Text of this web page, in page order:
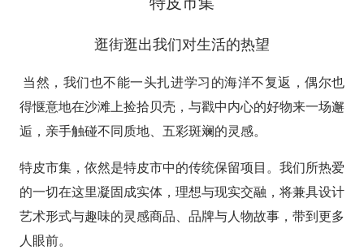
逛街逛出我们对生活的热望
当然，我们也不能一头扎进学习的海洋不复返，偶尔也
得惬意地在沙滩上捡拾贝壳，与戳中内心的好物来一场邂
逅，亲手触碰不同质地、五彩斑斓的灵感。
特皮市集，依然是特皮市中的传统保留项目。我们所热爱
的一切在这里凝固成实体，理想与现实交融，将兼具设计
艺术形式与趣味的灵感商品、品牌与人物故事，带到更多
人眼前。